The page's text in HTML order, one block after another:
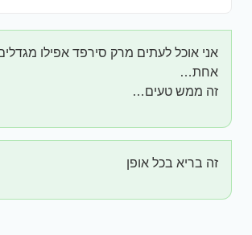
אני אוכל לעתים מרק סירפד אפילו
אחת…
זה ממש טעים…
זה בריא בכל אופן